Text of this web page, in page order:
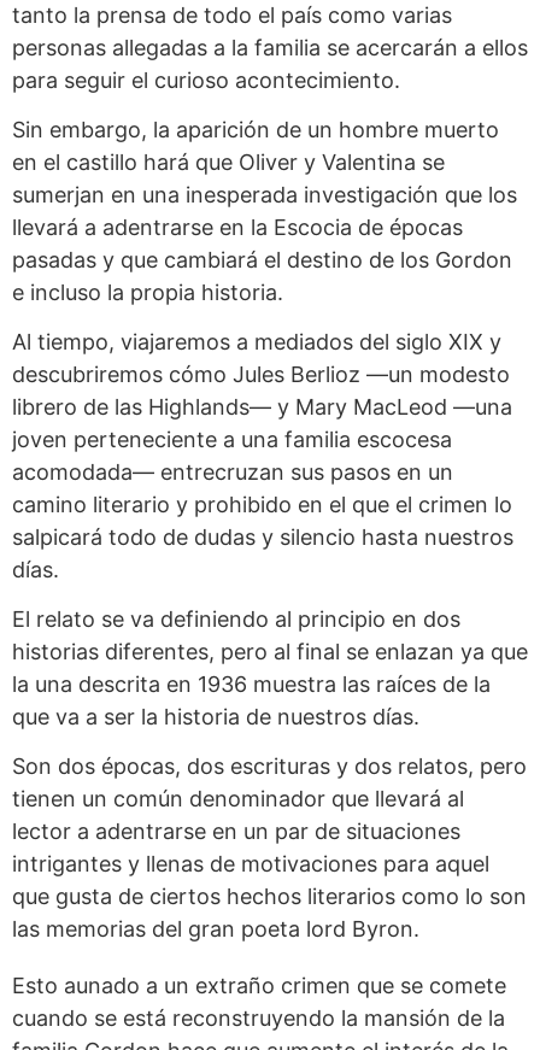
tanto la prensa de todo el país como varias
personas allegadas a la familia se acercarán a ellos
para seguir el curioso acontecimiento.
Sin embargo, la aparición de un hombre muerto
en el castillo hará que Oliver y Valentina se
sumerjan en una inesperada investigación que los
llevará a adentrarse en la Escocia de épocas
pasadas y que cambiará el destino de los Gordon
e incluso la propia historia.
Al tiempo, viajaremos a mediados del siglo XIX y
descubriremos cómo Jules Berlioz —un modesto
librero de las Highlands— y Mary MacLeod —una
joven perteneciente a una familia escocesa
acomodada— entrecruzan sus pasos en un
camino literario y prohibido en el que el crimen lo
salpicará todo de dudas y silencio hasta nuestros
días.
El relato se va definiendo al principio en dos
historias diferentes, pero al final se enlazan ya que
la una descrita en 1936 muestra las raíces de la
que va a ser la historia de nuestros días.
Son dos épocas, dos escrituras y dos relatos, pero
tienen un común denominador que llevará al
lector a adentrarse en un par de situaciones
intrigantes y llenas de motivaciones para aquel
que gusta de ciertos hechos literarios como lo son
las memorias del gran poeta lord Byron.
Esto aunado a un extraño crimen que se comete
cuando se está reconstruyendo la mansión de la